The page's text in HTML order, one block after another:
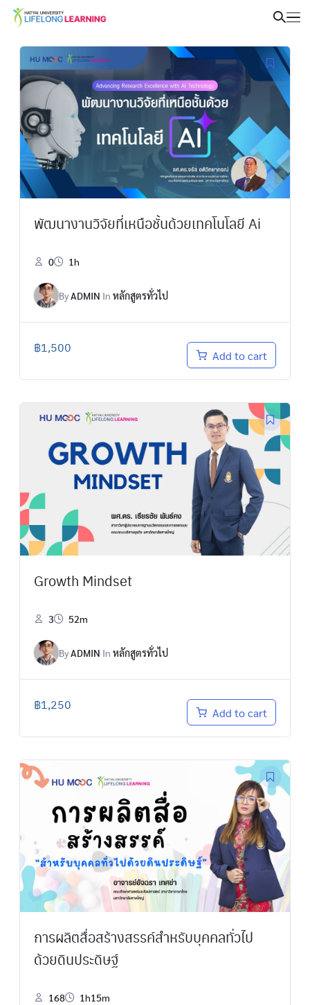
พัฒนางานวิจัยที่เหนือชั้นด้วยเทคโนโลยี Ai
0 1h
ByADMIN In หลักสูตรทั่วไป
฿1,500
Add to cart
Growth Mindset
3 52m
ByADMIN In หลักสูตรทั่วไป
฿1,250
Add to cart
การผลิตสื่อสร้างสรรค์สำหรับบุคคลทั่วไป
ด้วยดินประดิษฐ์
168 1h15m